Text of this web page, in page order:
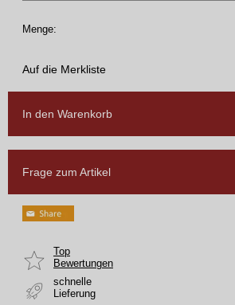
Menge:
Auf die Merkliste
In den Warenkorb
Frage zum Artikel
Top
Bewertungen
schnelle
Lieferung